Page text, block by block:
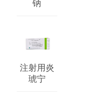
钠
注射用炎
琥宁